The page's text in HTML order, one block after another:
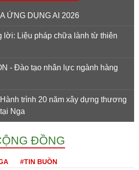
ỨNG DỤNG AI 2026
lời: Liệu pháp chữa lành từ thiên
- Đào tạo nhân lực ngành hàng
trình 20 năm xây dựng thương
Nga
ĐỒNG
#TIN BUỒN